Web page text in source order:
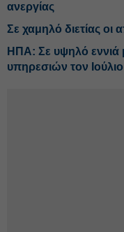
ανεργίας
Σε χαμηλό διετίας οι
ΗΠΑ: Σε υψηλό εννιά
υπηρεσιών τον Ιούλιο